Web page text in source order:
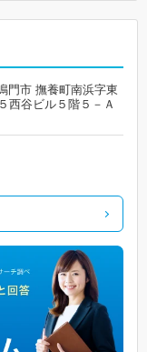
門市 撫養町南浜字東
西谷ビル５階５－Ａ